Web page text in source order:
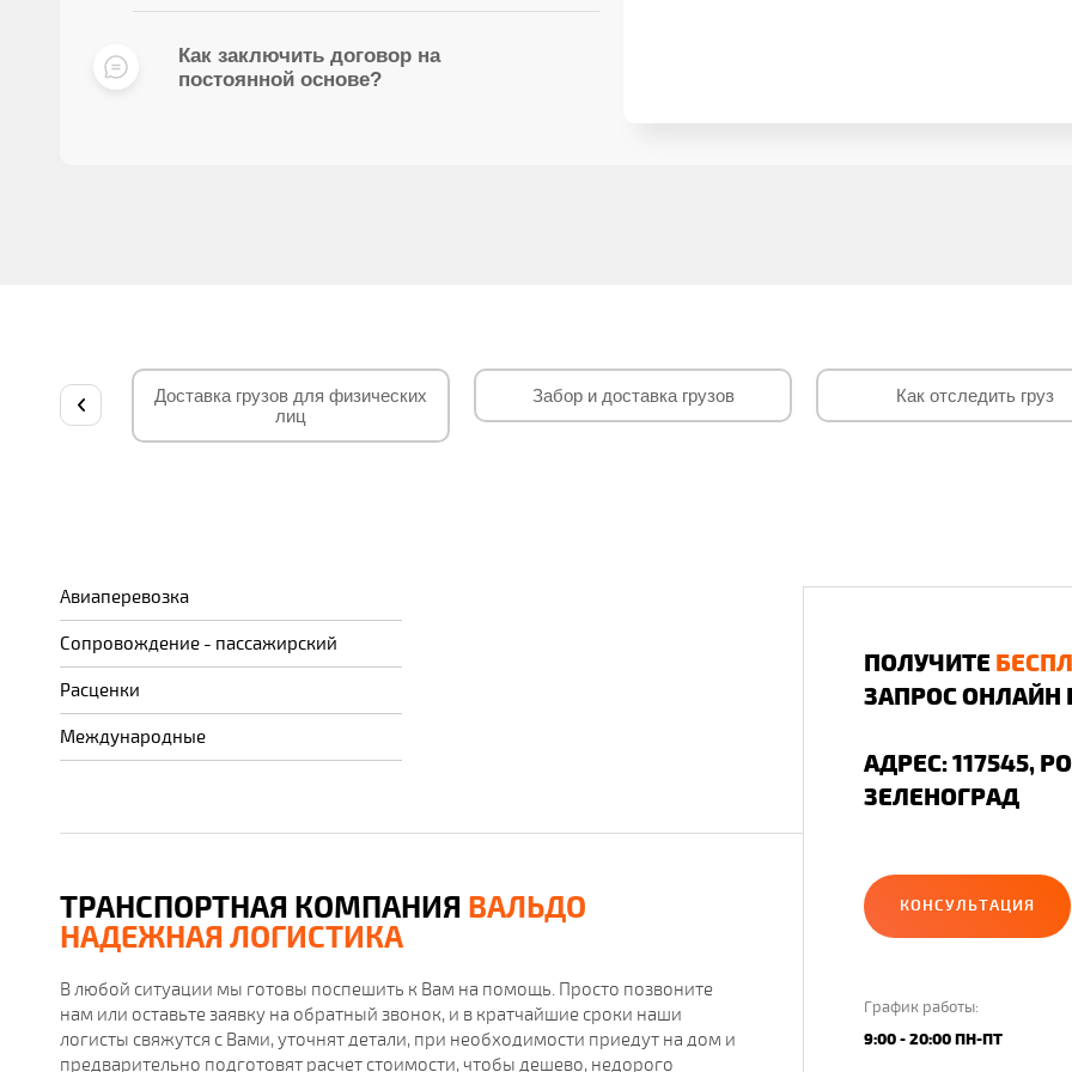
Как заключить договор на
постоянной основе?
Доставка грузов для физических
лиц
Забор и доставка грузов Как отследить груз
Авиаперевозка
Сопровождение - пассажирский
Расценки
Международные
ТРАНСПОРТНАЯ КОМПАНИЯ ВАЛЬДО
НАДЕЖНАЯ ЛОГИСТИКА
В любой ситуации мы готовы поспешить к Вам на помощь. Просто позвоните
нам или оставьте заявку на обратный звонок, и в кратчайшие сроки наши
логисты свяжутся с Вами, уточнят детали, при необходимости приедут на дом и
предварительно подготовят расчет стоимости, чтобы дешево, недорого
ПОЛУЧИТЕ
ЗАПРОС ОНЛАЙН
АДРЕС: 117545,
ЗЕЛЕНОГРАД
КОНСУЛЬТАЦИЯ
График работы:
9:00 - 20:00 ПН-ПТ